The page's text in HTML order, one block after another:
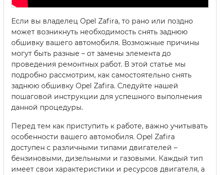
Если вы владелец Opel Zafira, то рано или поздно
может возникнуть необходимость снять заднюю
обшивку вашего автомобиля. Возможные причины
могут быть разные – от замены элемента до
проведения ремонтных работ. В этой статье мы
подробно рассмотрим, как самостоятельно снять
заднюю обшивку Opel Zafira. Следуйте нашей
пошаговой инструкции для успешного выполнения
данной процедуры.
Перед тем как приступить к работе, важно учитывать
особенности вашего автомобиля. Opel Zafira
доступен с различными типами двигателей –
бензиновыми, дизельными и газовыми. Каждый тип
имеет свои характеристики и ресурсов двигателя, а